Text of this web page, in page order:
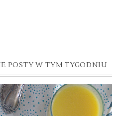
POSTY W TYM TYGODNIU